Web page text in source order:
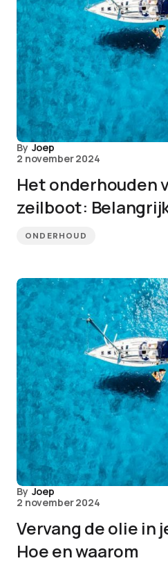
By Joep
2 november 2024
Het onderhouden
zeilboot:
ONDERHOUD
By Joep
2 november 2024
Vervang de olie in
Hoe en waarom